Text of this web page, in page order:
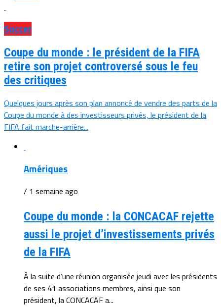
Soccer
Coupe du monde : le président de la FIFA
retire son projet controversé sous le feu
des critiques
Quelques jours après son plan annoncé de vendre des parts de la
Coupe du monde à des investisseurs privés, le président de la
FIFA fait marche-arrière...
Amériques
/ 1 semaine ago
Coupe du monde : la CONCACAF rejette
aussi le projet d’investissements privés
de la FIFA
À la suite d’une réunion organisée jeudi avec les présidents
de ses 41 associations membres, ainsi que son
président, la CONCACAF a...